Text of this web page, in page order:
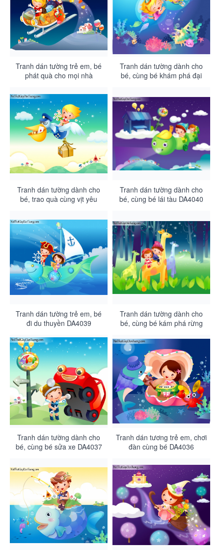
Tranh dán tường trẻ em, bé
phát quà cho mọi nhà
Tranh dán tường dành cho
bé, cùng bé khám phá đại
Tranh dán tường dành cho
bé, trao quà cùng vịt yêu
Tranh dán tường dành cho
bé, cùng bé lái tàu DA4040
Tranh dán tường trẻ em, bé
đi du thuyền DA4039
Tranh dán tường dành cho
bé, cùng bé kám phá rừng
Tranh dán tường dành cho
bé, cùng bé sửa xe DA4037
Tranh dán tương trẻ em, chơi
đàn cùng bé DA4036